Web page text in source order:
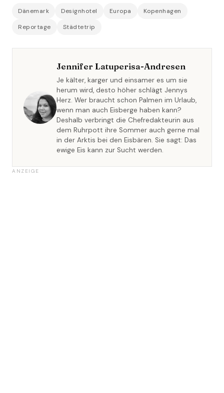
Dänemark Designhotel Europa
Kopenhagen
Reportage
Städtetrip
Jennifer Latuperisa-Andresen
Je kälter, karger und einsamer es um sie
herum wird, desto höher schlägt Jennys
Herz. Wer braucht schon Palmen im Urlaub,
wenn man auch Eisberge haben kann?
Deshalb verbringt die Chefredakteurin aus
dem Ruhrpott ihre Sommer auch gerne mal
in der Arktis bei den Eisbären. Sie sagt: Das
ewige Eis kann zur Sucht werden.
ANZEIGE